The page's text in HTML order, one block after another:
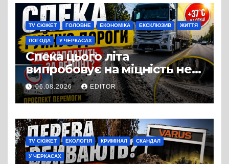
виробництвом м’яса птиці
TV СЮЖЕТ ГОЛОВНЕ ЕКОНОМІКА ЕКСКЛЮЗИВ ЖИТТЯ
ПОГОДА У ЧЕРКАСАХ
Спека цього літа
випробовує на міцність не
лише людей, а й дороги
Черкас
06.08.2026 EDITOR
TV СЮЖЕТ ЕКОЛОГІЯ КРИМІНАЛ СКАНДАЛ
У ЧЕРКАСАХ